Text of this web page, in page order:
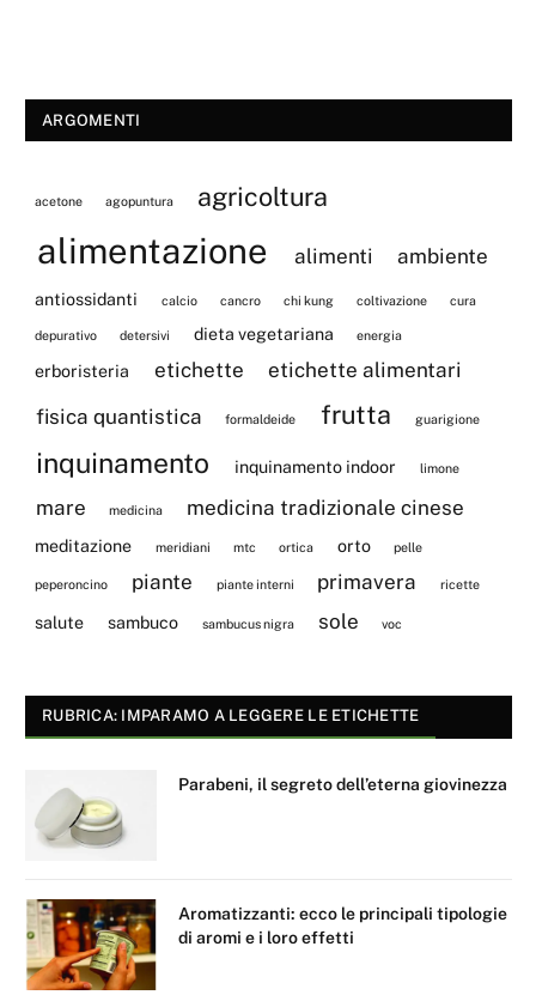
ARGOMENTI
acetone agopuntura agricoltura
alimentazione alimenti ambiente
antiossidanti calcio cancro chi kung coltivazione cura
depurativo detersivi dieta vegetariana energia
erboristeria etichette
etichette alimentari
fisica quantistica
formaldeide frutta guarigione
inquinamento inquinamento indoor limone
mare medicina medicina tradizionale cinese
meditazione meridiani mtc ortica orto pelle
peperoncino piante piante interni primavera ricette
salute sambuco sambucus nigra sole voc
RUBRICA: IMPARAMO A LEGGERE LE ETICHETTE
Parabeni, il segreto dell’eterna giovinezza
Aromatizzanti: ecco le principali tipologie
di aromi e i loro effetti